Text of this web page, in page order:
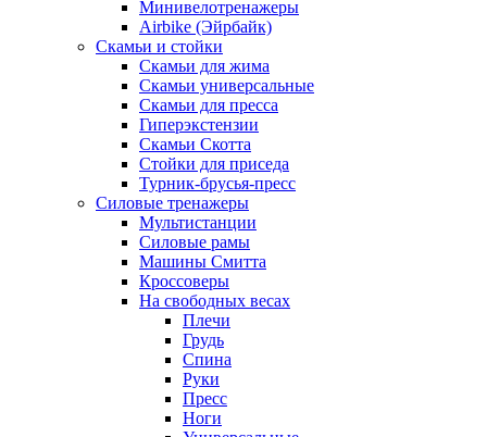
Минивелотренажеры
Airbike (Эйрбайк)
Скамьи и стойки
Скамьи для жима
Скамьи универсальные
Скамьи для пресса
Гиперэкстензии
Скамьи Скотта
Стойки для приседа
Турник-брусья-пресс
Силовые тренажеры
Мультистанции
Силовые рамы
Машины Смитта
Кроссоверы
На свободных весах
Плечи
Грудь
Спина
Руки
Пресс
Ноги